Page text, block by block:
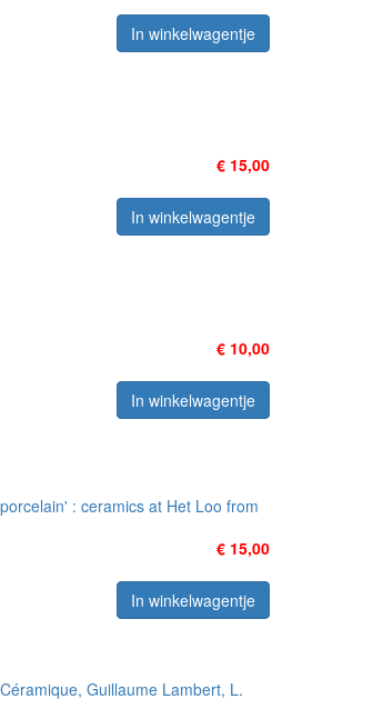
In winkelwagentje
€ 15,00
In winkelwagentje
€ 10,00
In winkelwagentje
: ceramics at Het Loo from
€ 15,00
In winkelwagentje
Guillaume Lambert, L.